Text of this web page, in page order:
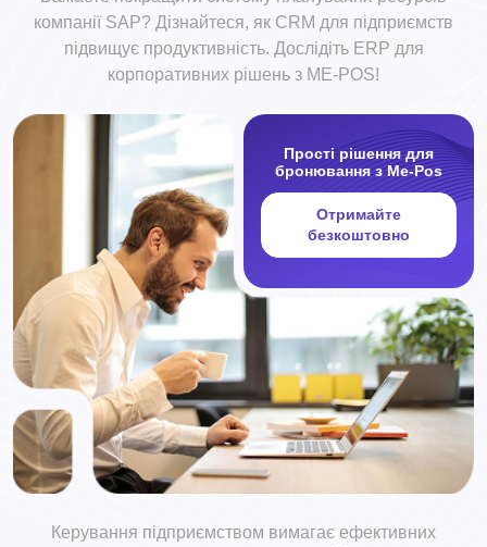
компанії SAP? Дізнайтеся, як CRM для підприємств
підвищує продуктивність. Дослідіть ERP для
корпоративних рішень з ME-POS!
Прості рішення для
бронювання з Me-Pos
Отримайте
безкоштовно
Керування підприємством вимагає ефективних